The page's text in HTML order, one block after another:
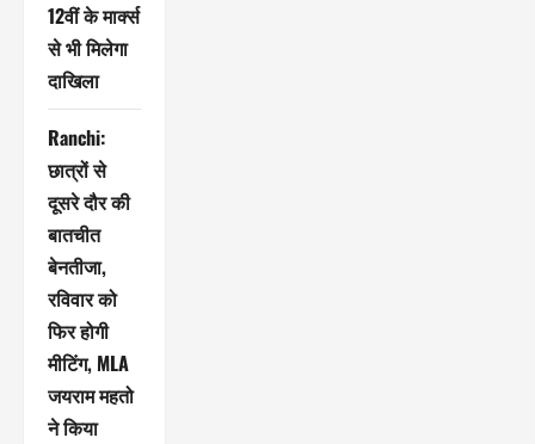
12वीं के मार्क्स
से भी मिलेगा
दाखिला
Ranchi:
छात्रों से
दूसरे दौर की
बातचीत
बेनतीजा,
रविवार को
फिर होगी
मीटिंग, MLA
जयराम महतो
ने किया